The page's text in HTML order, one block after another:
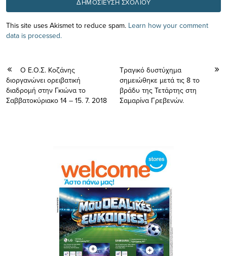
This site uses Akismet to reduce spam. Learn how your comment
data is processed.
Ο Ε.Ο.Σ. Κοζάνης
διοργανώνει ορειβατική
διαδρομή στην Γκιώνα το
Σαββατοκύριακο 14 – 15. 7. 2018
Τραγικό δυστύχημα
σημειώθηκε μετά τις 8 το
βράδυ της Τετάρτης στη
Σαμαρίνα Γρεβενών.